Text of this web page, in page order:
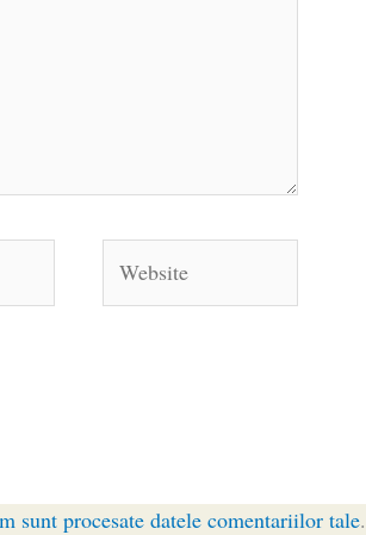
sunt procesate datele comentariilor tale.